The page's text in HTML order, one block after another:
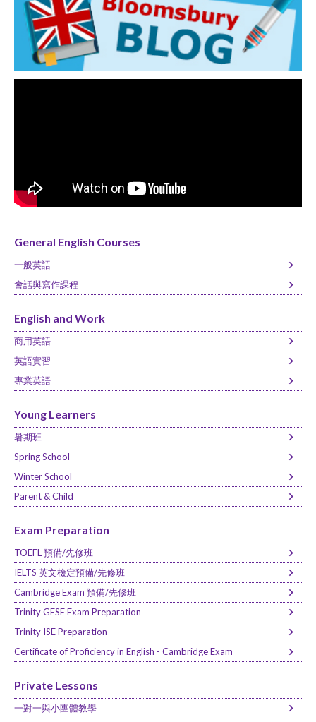
General English Courses
一般英語
會話與寫作課程
English and Work
商用英語
英語實習
專業英語
Young Learners
暑期班
Spring School
Winter School
Parent & Child
Exam Preparation
TOEFL 預備/先修班
IELTS 英文檢定預備/先修班
Cambridge Exam 預備/先修班
Trinity GESE Exam Preparation
Trinity ISE Preparation
Certificate of Proficiency in English - Cambridge Exam
Private Lessons
一對一與小團體教學